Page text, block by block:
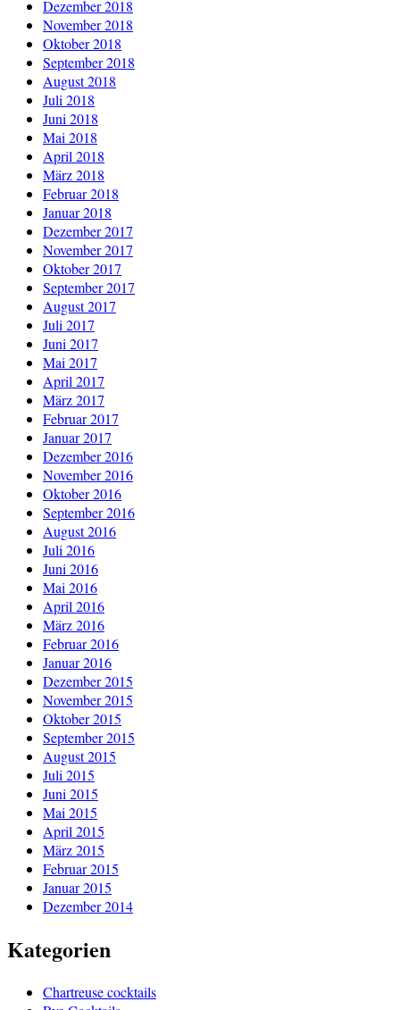
Dezember 2018
November 2018
Oktober 2018
September 2018
August 2018
Juli 2018
Juni 2018
Mai 2018
April 2018
März 2018
Februar 2018
Januar 2018
Dezember 2017
November 2017
Oktober 2017
September 2017
August 2017
Juli 2017
Juni 2017
Mai 2017
April 2017
März 2017
Februar 2017
Januar 2017
Dezember 2016
November 2016
Oktober 2016
September 2016
August 2016
Juli 2016
Juni 2016
Mai 2016
April 2016
März 2016
Februar 2016
Januar 2016
Dezember 2015
November 2015
Oktober 2015
September 2015
August 2015
Juli 2015
Juni 2015
Mai 2015
April 2015
März 2015
Februar 2015
Januar 2015
Dezember 2014
Kategorien
Chartreuse cocktails